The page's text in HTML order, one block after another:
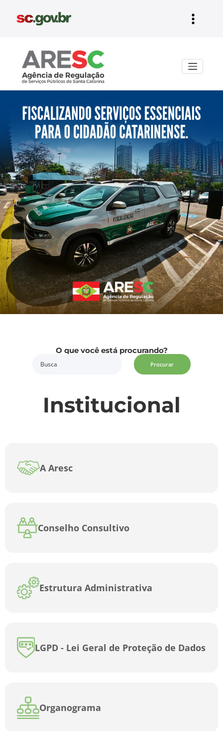
O que você está procurando?
Procurar
Institucional
A Aresc
Conselho Consultivo
Estrutura Administrativa
LGPD - Lei Geral de Proteção de Dados
Organograma